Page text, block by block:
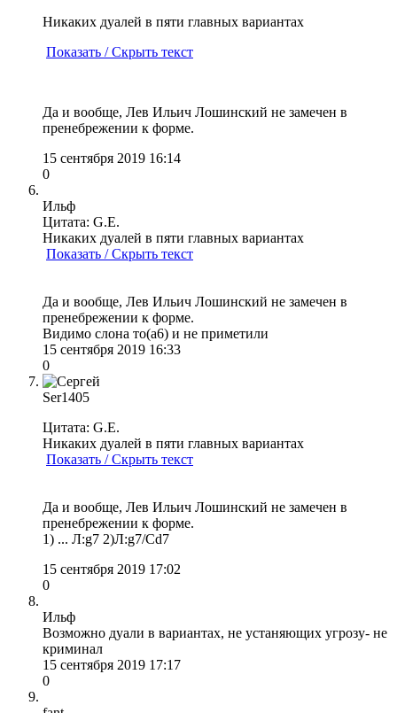
Никаких дуалей в пяти главных вариантах
Показать / Скрыть текст
Да и вообще, Лев Ильич Лошинский не замечен в
пренебрежении к форме.
15 сентября 2019 16:14
0
Ильф
Цитата: G.E.
Никаких дуалей в пяти главных вариантах
Показать / Скрыть текст
Да и вообще, Лев Ильич Лошинский не замечен в
пренебрежении к форме.
Видимо слона то(а6) и не приметили
15 сентября 2019 16:33
0
Ser1405
Цитата: G.E.
Никаких дуалей в пяти главных вариантах
Показать / Скрыть текст
Да и вообще, Лев Ильич Лошинский не замечен в
пренебрежении к форме.
1) ... Л:g7 2)Л:g7/Cd7
15 сентября 2019 17:02
0
Ильф
Возможно дуали в вариантах, не устаняющих угрозу- не
криминал
15 сентября 2019 17:17
0